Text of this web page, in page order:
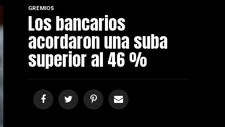
GREMIOS
Los bancarios
acordaron una suba
superior al 46 %